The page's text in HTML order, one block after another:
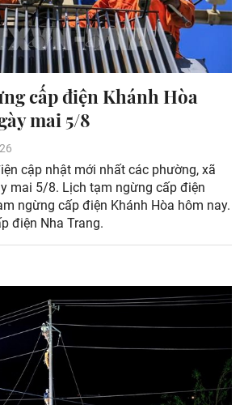
cấp điện Khánh Hòa
mai 5/8
cập nhật mới nhất các phường, xã
mai 5/8. Lịch tạm ngừng cấp điện
ngừng cấp điện Khánh Hòa hôm nay.
điện Nha Trang.